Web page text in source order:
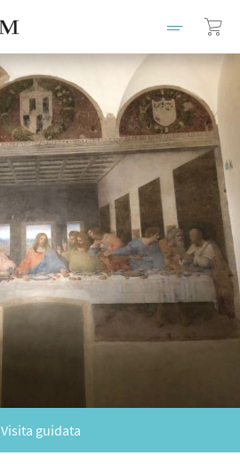
Visita guidata